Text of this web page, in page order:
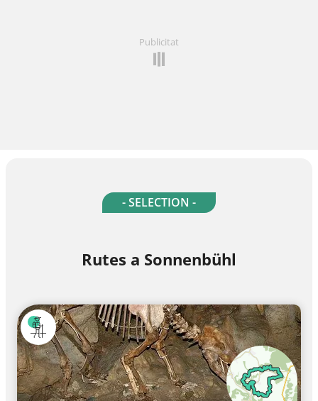
Publicitat
- SELECTION -
Rutes a Sonnenbühl